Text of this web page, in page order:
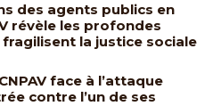
des agents publics en
révèle les profondes
la justice sociale
face à l’attaque
contre l’un de ses